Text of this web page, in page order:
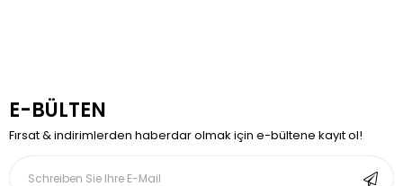
E-BÜLTEN
Fırsat & indirimlerden haberdar olmak için e-bültene kayıt ol!